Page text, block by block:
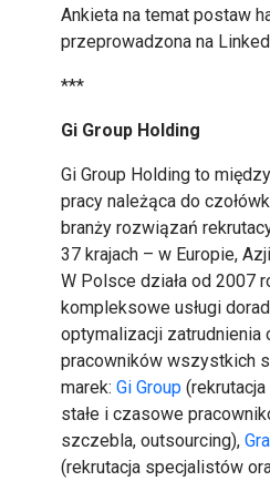
Ankieta na temat postaw
przeprowadzona na
***
Gi Group Holding
Gi Group Holding to
pracy należąca do
branży rozwiązań
37 krajach – w Europie,
W Polsce działa od 2007
kompleksowe usługi
optymalizacji zatrudnienia
pracowników wszystkich
marek: Gi Group(rekrutacja
stałe i czasowe
szczebla, outsourcing),
(rekrutacja specjalistów